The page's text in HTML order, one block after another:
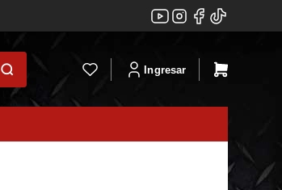
Ingresar